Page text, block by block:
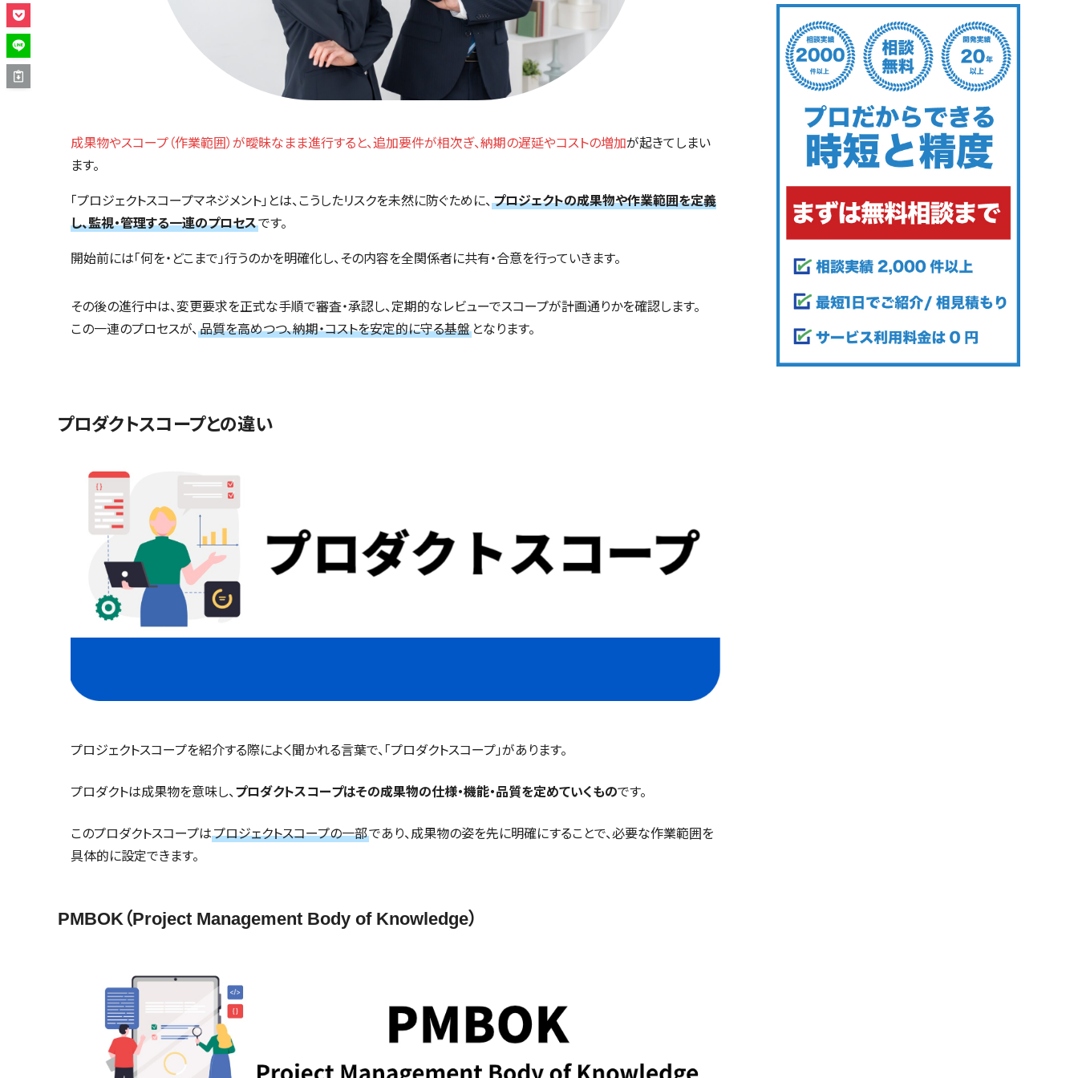
成果物やスコープ（作業範囲）が曖昧なまま進行すると、追加要件が相次ぎ、納期の遅延やコストの増加が起きてしまい
ます。
「プロジェクトスコープマネジメント」とは、こうしたリスクを未然に防ぐために、 プロジェクトの成果物や作業範囲を定義
し、監視・管理する一連のプロセスです。
開始前には「何を・どこまで」行うのかを明確化し、その内容を全関係者に共有・合意を行っていきます。
その後の進行中は、変更要求を正式な手順で審査・承認し、定期的なレビューでスコープが計画通りかを確認します。
この一連のプロセスが、 品質を高めつつ、納期・コストを安定的に守る基盤 となります。
プロダクトスコープとの違い
プロジェクトスコープを紹介する際によく聞かれる言葉で、「プロダクトスコープ」があります。
プロダクトは成果物を意味し、 プロダクトスコープはその成果物の仕様・機能・品質を定めていくものです。
このプロダクトスコープはプロジェクトスコープの一部であり、成果物の姿を先に明確にすることで、必要な作業範囲を
具体的に設定できます。
PMBOK（Project Management Body of Knowledge）
ー
覧